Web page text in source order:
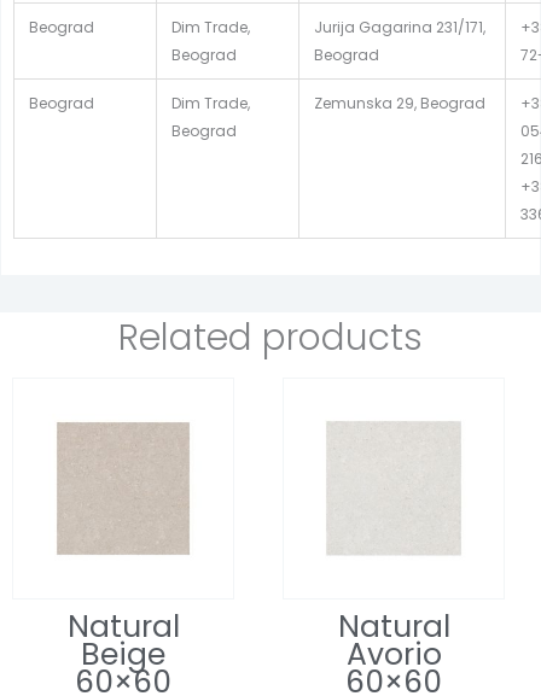
Beograd
Dim Trade,
Beograd
Jurija Gagarina 231/171,
Beograd
Beograd
Dim Trade,
Beograd
Zemunska 29, Beograd
Related products
Natural
Beige
60×60
Natural
Avorio
60×60